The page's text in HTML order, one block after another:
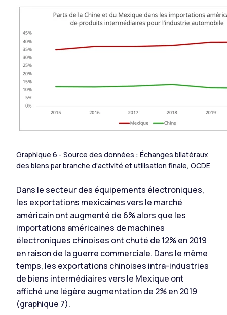
Graphique 6 - Source des données : Échanges bilatéraux
des biens par branche d'activité et utilisation finale, OCDE
Dans le secteur des équipements électroniques,
les exportations mexicaines vers le marché
américain ont augmenté de 6% alors que les
importations américaines de machines
électroniques chinoises ont chuté de 12% en 2019
en raison de la guerre commerciale. Dans le même
temps, les exportations chinoises intra-industries
de biens intermédiaires vers le Mexique ont
affiché une légère augmentation de 2% en 2019
(graphique 7).